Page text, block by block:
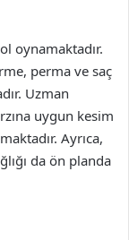
oynamaktadır.
perma ve saç
Uzman
uygun kesim
Ayrıca,
da ön planda